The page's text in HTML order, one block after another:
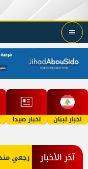
اخبار لبنان اخبار صيدا
آخر الأخبار